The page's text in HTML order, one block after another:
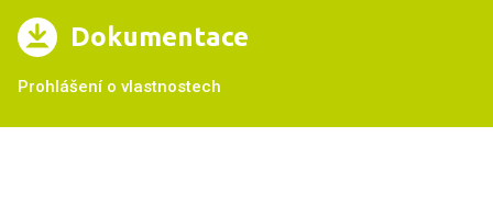
Dokumentace
Prohlášení o vlastnostech